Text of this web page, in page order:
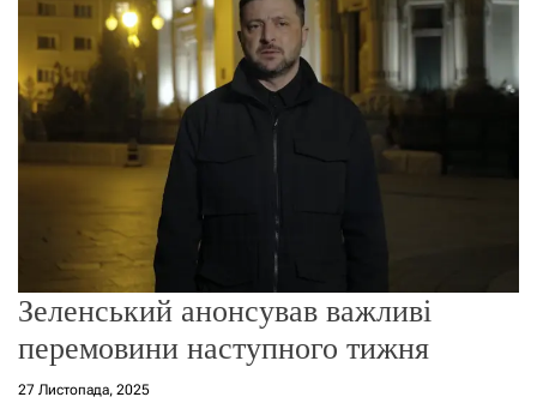
о
р
и
Зеленський анонсував важливі
перемовини наступного тижня
27 Листопада, 2025